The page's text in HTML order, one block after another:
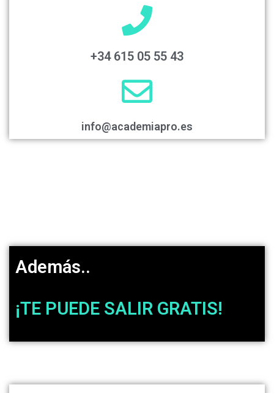
+34 615 05 55 43
info@academiapro.es
Además..
¡TE PUEDE SALIR GRATIS!